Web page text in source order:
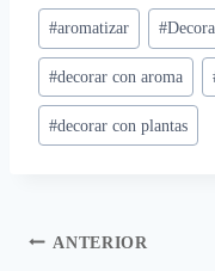
Etiquetas
de
la
entrada:
#aromatizar #
#decorar con aroma
#decorar con plantas
Navegación
ANTERIOR